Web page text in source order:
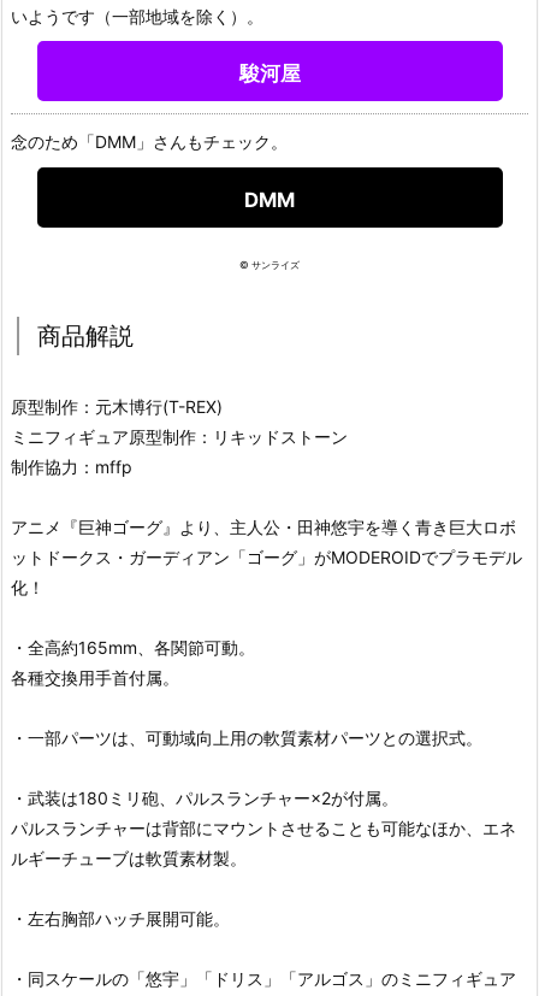
いようです（一部地域を除く）。
駿河屋
念のため「DMM」さんもチェック。
DMM
© サンライズ
商品解説
原型制作：元木博行(T-REX)
ミニフィギュア原型制作：リキッドストーン
制作協力：mffp
アニメ『巨神ゴーグ』より、主人公・田神悠宇を導く青き巨大ロボ
ットドークス・ガーディアン「ゴーグ」がMODEROIDでプラモデル
化！
・全高約165mm、各関節可動。
各種交換用手首付属。
・一部パーツは、可動域向上用の軟質素材パーツとの選択式。
・武装は180ミリ砲、パルスランチャー×2が付属。
パルスランチャーは背部にマウントさせることも可能なほか、エネ
ルギーチューブは軟質素材製。
・左右胸部ハッチ展開可能。
・同スケールの「悠宇」「ドリス」「アルゴス」のミニフィギュア